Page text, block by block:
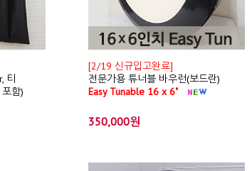
티
함)
[2/19 신규입고완료]
전문가용 튜너블 바우런(보드란)
Easy Tunable 16 x 6"
350,000원